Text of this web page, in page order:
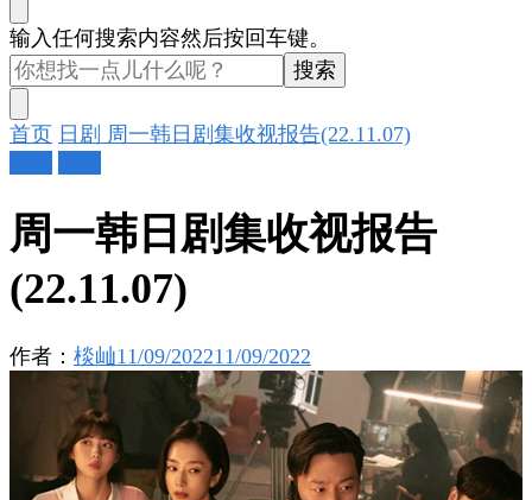
找
什
么
东
西
吗?
输入任何搜索内容然后按回车键。
首页 日剧 周一韩日剧集收视报告(22.11.07)
周一韩日剧集收视报告
(22.11.07)
作者： 棪屾11/09/202211/09/2022